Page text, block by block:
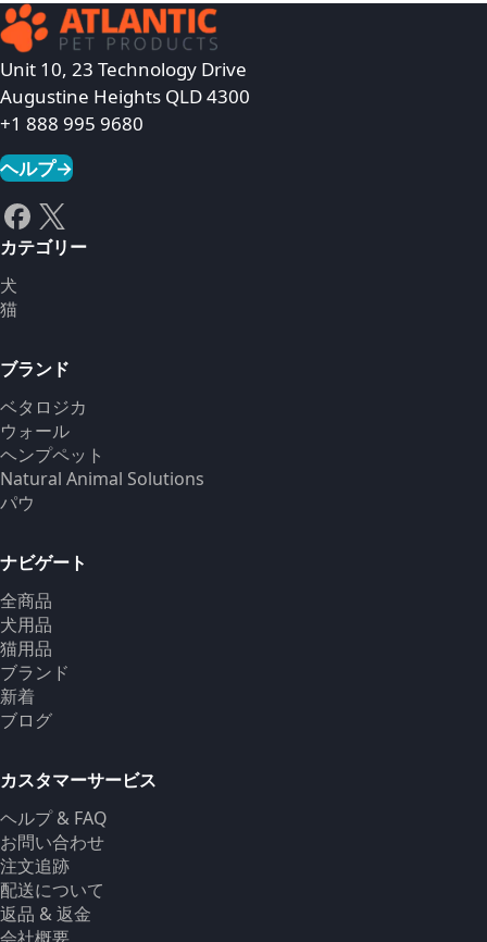
Unit 10, 23 Technology Drive
Augustine Heights QLD 4300
+1 888 995 9680
ヘルプ→
カテゴリー
犬
猫
ブランド
ベタロジカ
ウォール
ヘンプペット
Natural Animal Solutions
パウ
ナビゲート
全商品
犬用品
猫用品
ブランド
新着
ブログ
カスタマーサービス
ヘルプ & FAQ
お問い合わせ
注文追跡
配送について
返品 & 返金